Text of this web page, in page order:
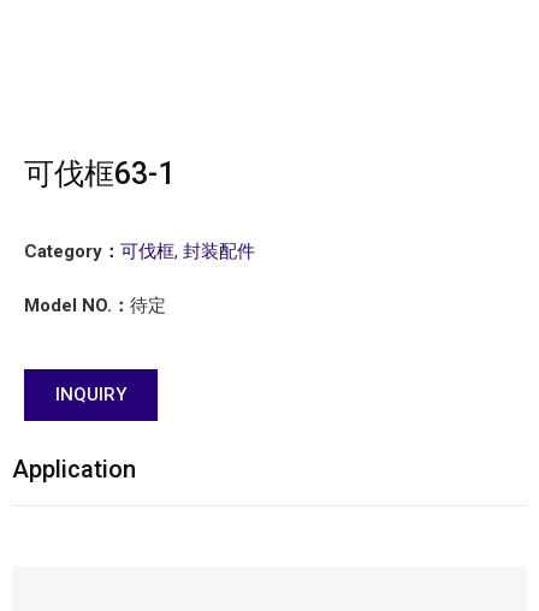
可伐框63-1
Category： 可伐框, 封装配件
Model NO.： 待定
INQUIRY
Application